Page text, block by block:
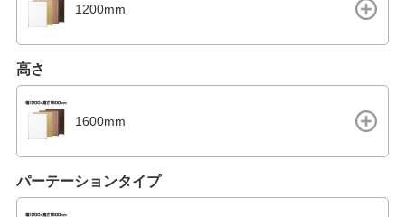
1200mm
高さ
1600mm
パーテーションタイプ